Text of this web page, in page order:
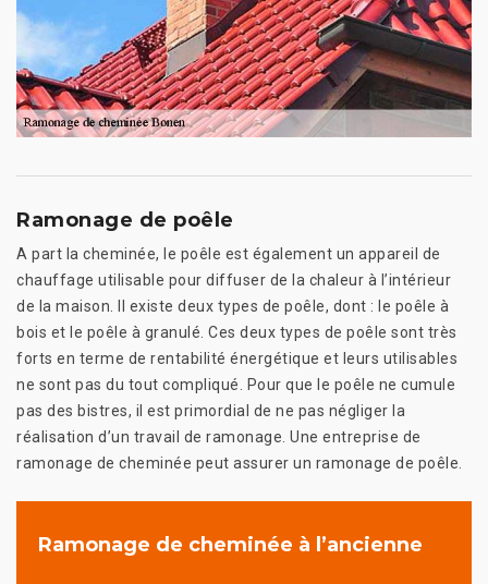
Ramonage de poêle
A part la cheminée, le poêle est également un appareil de
chauffage utilisable pour diffuser de la chaleur à l’intérieur
de la maison. Il existe deux types de poêle, dont : le poêle à
bois et le poêle à granulé. Ces deux types de poêle sont très
forts en terme de rentabilité énergétique et leurs utilisables
ne sont pas du tout compliqué. Pour que le poêle ne cumule
pas des bistres, il est primordial de ne pas négliger la
réalisation d’un travail de ramonage. Une entreprise de
ramonage de cheminée peut assurer un ramonage de poêle.
Ramonage de cheminée à l’ancienne